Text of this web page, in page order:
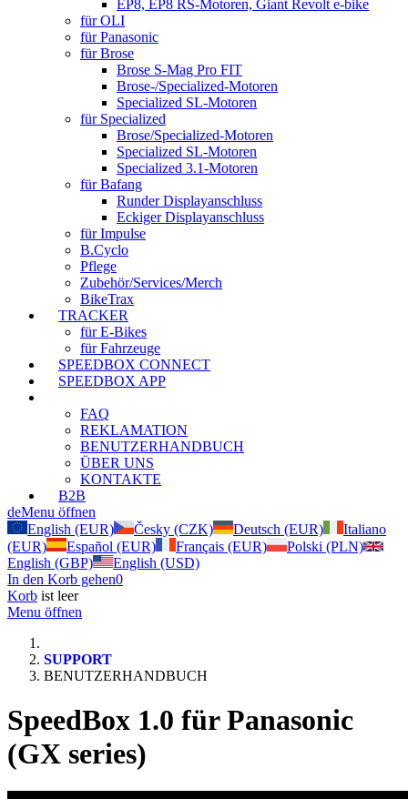
EP8, EP8 RS-Motoren, Giant Revolt e-bike
für OLI
für Panasonic
für Brose
Brose S-Mag Pro FIT
Brose-/Specialized-Motoren
Specialized SL-Motoren
für Specialized
Brose/Specialized-Motoren
Specialized SL-Motoren
Specialized 3.1-Motoren
für Bafang
Runder Displayanschluss
Eckiger Displayanschluss
für Impulse
B.Cyclo
Pflege
Zubehör/Services/Merch
BikeTrax
TRACKER
für E-Bikes
für Fahrzeuge
SPEEDBOX CONNECT
SPEEDBOX APP
FAQ
REKLAMATION
BENUTZERHANDBUCH
ÜBER UNS
KONTAKTE
B2B
deMenu öffnen
English (EUR)
Česky (CZK) Deutsch (EUR)
Italiano
(EUR)
Español (EUR) Français (EUR)
Polski (PLN)
English (GBP)
English (USD)
In den Korb gehen0
Korb ist leer
Menu öffnen
SUPPORT
BENUTZERHANDBUCH
SpeedBox 1.0 für Panasonic
(GX series)